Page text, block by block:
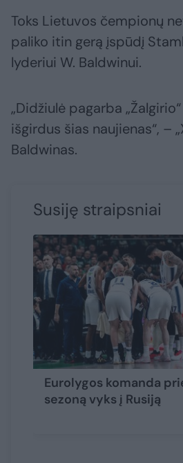
Toks Lietuvos čempionų
paliko itin gerą įspūdį
lyderiui W. Baldwinui.
„Didžiulė pagarba
išgirdus šias naujienas“, –
Baldwinas.
Susiję straipsniai
Eurolygos komanda
sezoną vyks į Rusiją